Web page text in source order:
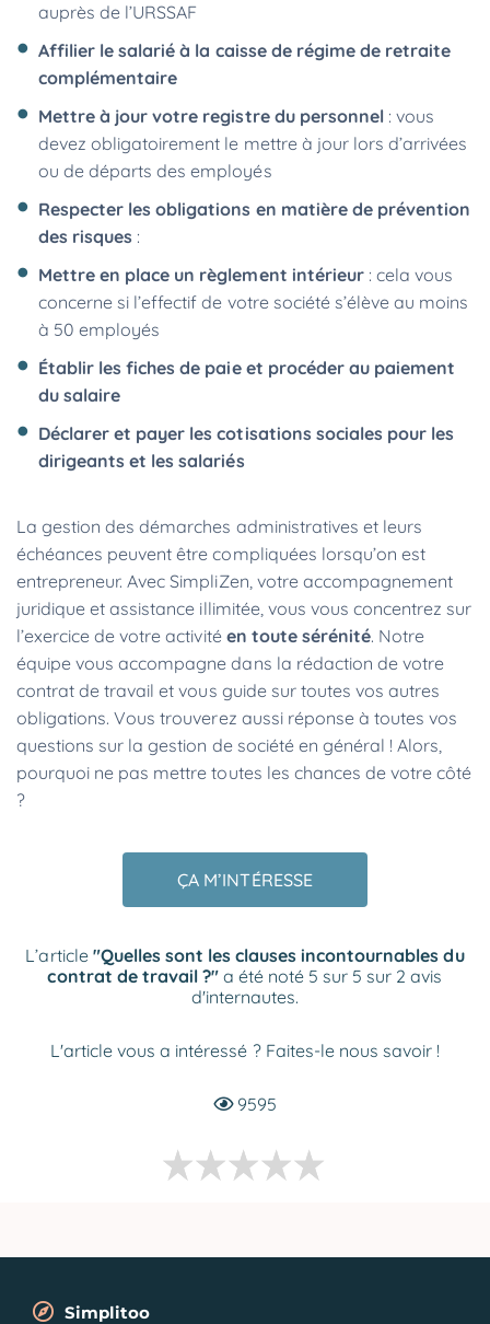
auprès de l’URSSAF
Affilier le salarié à la caisse de régime de retraite
complémentaire
Mettre à jour votre registre du personnel : vous
devez obligatoirement le mettre à jour lors d’arrivées
ou de départs des employés
Respecter les obligations en matière de prévention
des risques :
Mettre en place un règlement intérieur: cela vous
concerne si l’effectif de votre société s’élève au moins
à 50 employés
Établir les fiches de paie et procéder au paiement
du salaire
Déclarer et payer les cotisations sociales pour les
dirigeants et les salariés
La gestion des démarches administratives et leurs
échéances peuvent être compliquées lorsqu’on est
entrepreneur. Avec SimpliZen, votre accompagnement
juridique et assistance illimitée, vous vous concentrez sur
l’exercice de votre activité en toute sérénité. Notre
équipe vous accompagne dans la rédaction de votre
contrat de travail et vous guide sur toutes vos autres
obligations. Vous trouverez aussi réponse à toutes vos
questions sur la gestion de société en général ! Alors,
pourquoi ne pas mettre toutes les chances de votre côté
?
ÇA M’INTÉRESSE
L’article "Quelles sont les clauses incontournables du
contrat de travail ?"a été noté 5 sur 5 sur 2 avis
d'internautes.
L'article vous a intéressé ? Faites-le nous savoir !
9595
Simplitoo